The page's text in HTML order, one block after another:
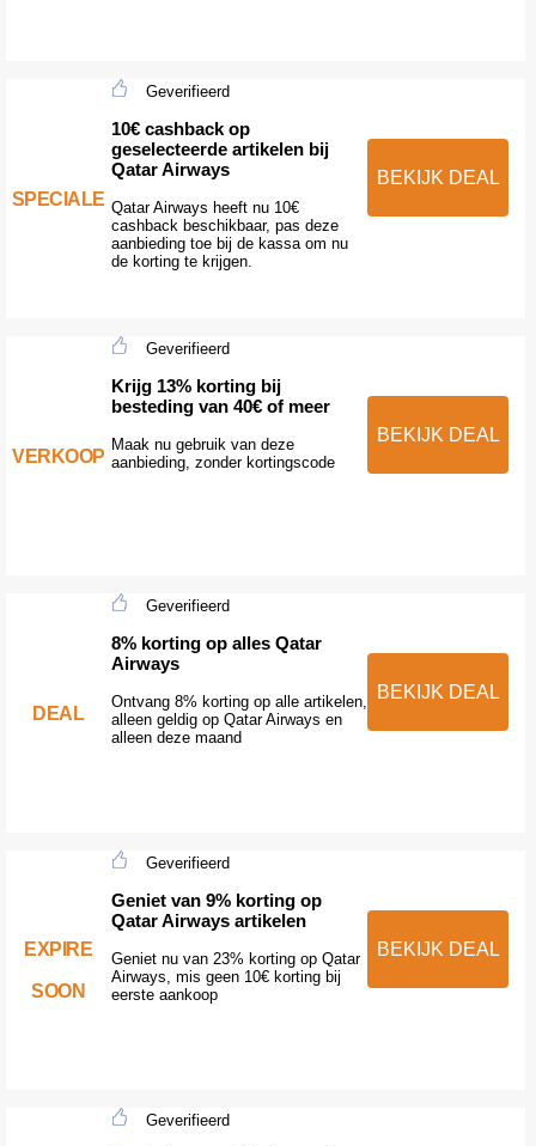
SPECIALE
Geverifieerd
10€ cashback op
geselecteerde artikelen bij
Qatar Airways
Qatar Airways heeft nu 10€
cashback beschikbaar, pas deze
aanbieding toe bij de kassa om nu
de korting te krijgen.
BEKIJK DEAL
VERKOOP
Geverifieerd
Krijg 13% korting bij
besteding van 40€ of meer
Maak nu gebruik van deze
aanbieding, zonder kortingscode
BEKIJK DEAL
DEAL
Geverifieerd
8% korting op alles Qatar
Airways
Ontvang 8% korting op alle artikelen,
alleen geldig op Qatar Airways en
alleen deze maand
BEKIJK DEAL
EXPIRE
SOON
Geverifieerd
Geniet van 9% korting op
Qatar Airways artikelen
Geniet nu van 23% korting op Qatar
Airways, mis geen 10€ korting bij
eerste aankoop
BEKIJK DEAL
Geverifieerd